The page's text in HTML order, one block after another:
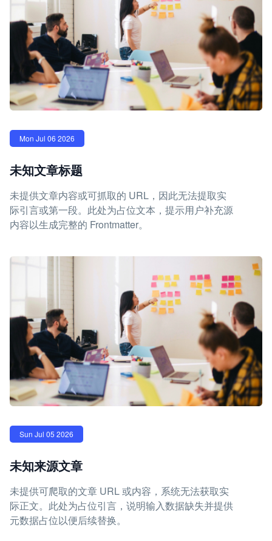
Mon Jul 06 2026
未知文章标题
未提供文章内容或可抓取的 URL，因此无法提取实
际引言或第一段。此处为占位文本，提示用户补充源
内容以生成完整的 Frontmatter。
Sun Jul 05 2026
未知来源文章
未提供可爬取的文章 URL 或内容，系统无法获取实
际正文。此处为占位引言，说明输入数据缺失并提供
元数据占位以便后续替换。